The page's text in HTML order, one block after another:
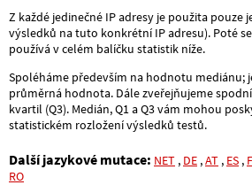
Z každé jedinečné IP adresy je použita
výsledků na tuto konkrétní IP adresu). Poté
používá v celém balíčku statistik níže.
Spoléháme především na hodnotu mediánu;
průměrná hodnota. Dále zveřejňujeme
kvartil (Q3). Medián, Q1 a Q3 vám mohou
statistickém rozložení výsledků testů.
Další jazykové mutace: NET , DE ,AT , ES ,
RO